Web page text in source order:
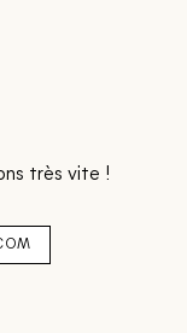
très vite !